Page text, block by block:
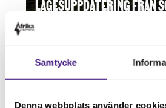
Samtycke
Denna webbplats använder
LÄGESUPPDATERING FRÅN